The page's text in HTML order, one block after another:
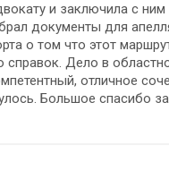
и заключила с
документы для
о том что этот
Дело в
отличное
Большое спасибо